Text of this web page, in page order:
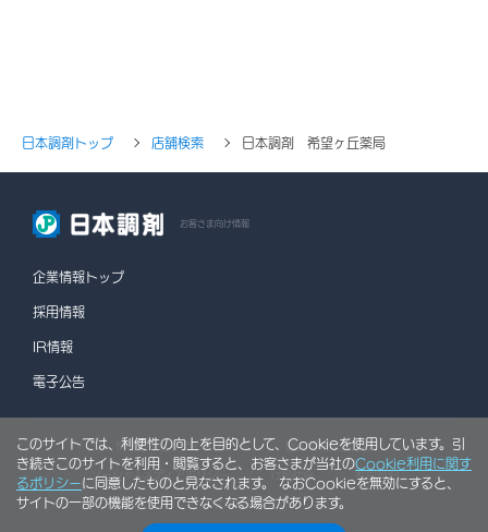
日本調剤トップ 店舗検索 日本調剤 希望ヶ丘薬局
お客さま向け情報
企業情報トップ
採用情報
IR情報
電子公告
情報セキュリティポリシー 個人情報保護方針
利用規約
サイトマップ
このサイトでは、利便性の向上を目的として、Cookieを使用しています。引
き続きこのサイトを利用・閲覧すると、お客さまが当社のCookie利用に関す
るポリシーに同意したものと見なされます。 なおCookieを無効にすると、
サイトの一部の機能を使用できなくなる場合があります。